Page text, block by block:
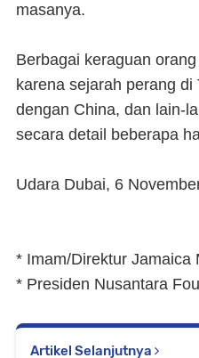
masanya.
Berbagai keraguan
karena sejarah perang di
dengan China, dan lain-
secara detail beberapa
Udara Dubai, 6
* Imam/Direktur Jamaica
* Presiden Nusantara
Artikel Selanjutnya